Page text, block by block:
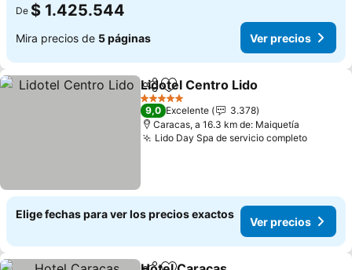
De $ 1.425.544
Mira precios de 5 páginas Ver precios
CompartirAgregar a favoritos
Lidotel Centro Lido
5 Estrellas
9,0 Excelente
3.378
Caracas, a 16.3 km de: Maiquetía
Lido Day Spa de servicio completoVer
Elige fechas para ver los precios exactos
Ver precios